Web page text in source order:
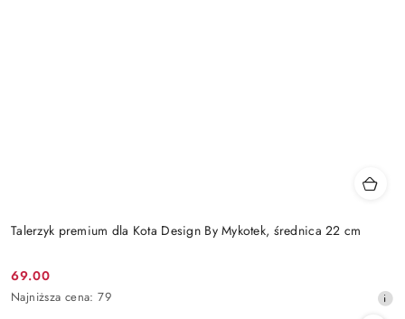
Talerzyk premium dla Kota Design By Mykotek, średnica 22 cm
Cena
promocyjna:
69.00
Najniższa
Najniższa cena: 79